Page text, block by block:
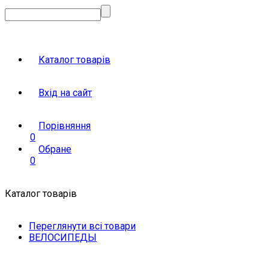
Каталог товарів
Вхід на сайт
Порівняння
0
Обране
0
Каталог товарів
Переглянути всі товари
ВЕЛОСИПЕДЫ